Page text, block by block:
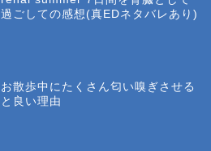
過ごしての感想(真EDネタバレあり)
お散歩中にたくさん匂い嗅ぎさせる
と良い理由